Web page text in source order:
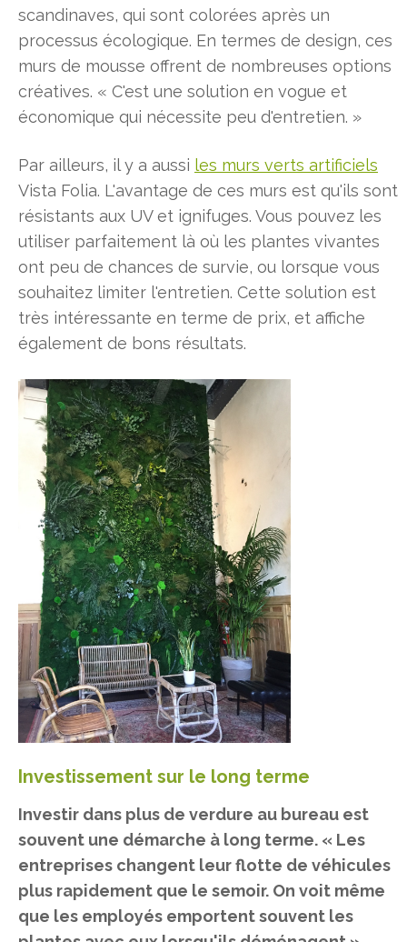
scandinaves, qui sont colorées après un
processus écologique. En termes de design, ces
murs de mousse offrent de nombreuses options
créatives. « C'est une solution en vogue et
économique qui nécessite peu d'entretien. »
Par ailleurs, il y a aussi les murs verts artificiels
Vista Folia. L'avantage de ces murs est qu'ils sont
résistants aux UV et ignifuges. Vous pouvez les
utiliser parfaitement là où les plantes vivantes
ont peu de chances de survie, ou lorsque vous
souhaitez limiter l'entretien. Cette solution est
très intéressante en terme de prix, et affiche
également de bons résultats.
Investissement sur le long terme
Investir dans plus de verdure au bureau est
souvent une démarche à long terme. « Les
entreprises changent leur flotte de véhicules
plus rapidement que le semoir. On voit même
que les employés emportent souvent les